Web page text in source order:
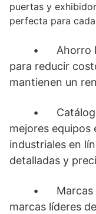
puertas y
perfecta para
•
Ahorro
para reducir
mantienen un
•
mejores
industriales en
detalladas y
•
marcas líderes